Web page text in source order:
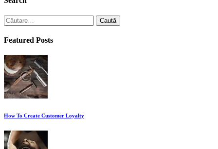
Caută
după:
Featured Posts
How To Create Customer Loyalty